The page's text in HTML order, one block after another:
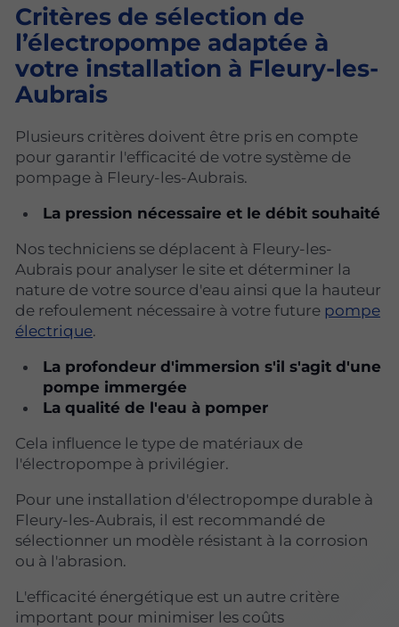
Critères de sélection de
l’électropompe adaptée à
votre installation à Fleury-les-
Aubrais
Plusieurs critères doivent être pris en compte
pour garantir l'efficacité de votre système de
pompage à Fleury-les-Aubrais.
La pression nécessaire et le débit souhaité
Nos techniciens se déplacent à Fleury-les-
Aubrais pour analyser le site et déterminer la
nature de votre source d'eau ainsi que la hauteur
de refoulement nécessaire à votre future pompe
électrique.
La profondeur d'immersion s'il s'agit d'une
pompe immergée
La qualité de l'eau à pomper
Cela influence le type de matériaux de
l'électropompe à privilégier.
Pour une installation d'électropompe durable à
Fleury-les-Aubrais, il est recommandé de
sélectionner un modèle résistant à la corrosion
ou à l'abrasion.
L'efficacité énergétique est un autre critère
important pour minimiser les coûts